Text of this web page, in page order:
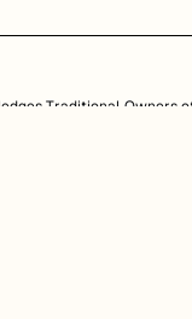
Traditional